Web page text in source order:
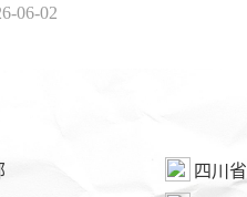
06-02
四川